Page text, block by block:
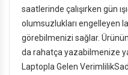
saatlerinde çalışırken gün
olumsuzlukları engelleyen
görebilmenizi sağlar. Ürünün
da rahatça yazabilmenize
Laptopla Gelen